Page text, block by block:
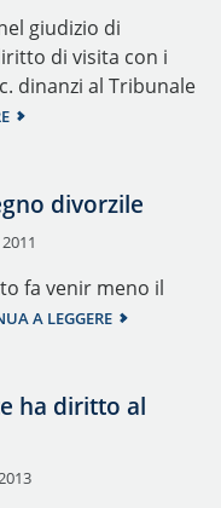
giudizio di
di visita con i
dinanzi al Tribunale
divorzile
fa venir meno il
A LEGGERE
ha diritto al